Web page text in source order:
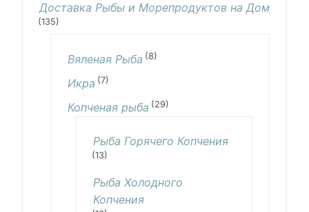
Доставка Рыбы и Морепродуктов на Дом
(135)
Вяленая Рыба (8)
Икра (7)
Копченая рыба (29)
Рыба Горячего Копчения
(13)
Рыба Холодного
Копчения